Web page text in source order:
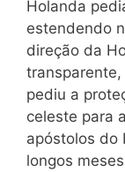
Holanda
estendendo
direção da
transparente,
pediu a
celeste para
apóstolos do
longos